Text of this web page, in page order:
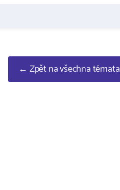
← Zpět na všechna témata